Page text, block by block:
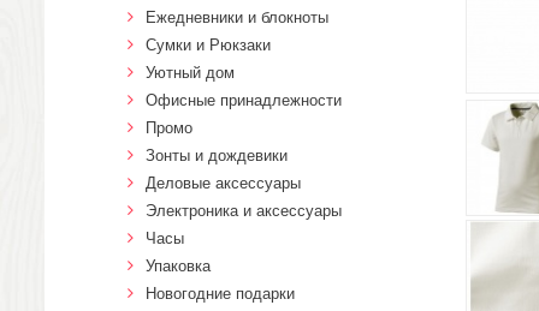
Ежедневники и блокноты
Сумки и Рюкзаки
Уютный дом
Офисные принадлежности
Промо
Зонты и дождевики
Деловые аксессуары
Электроника и аксессуары
Часы
Упаковка
Новогодние подарки